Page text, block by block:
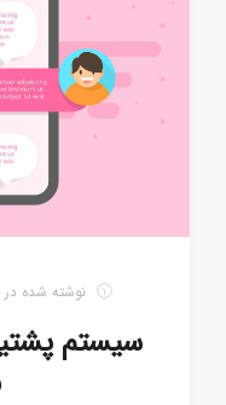
نوشته شده در
سیستم